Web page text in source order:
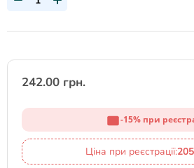
242.00 грн.
-15% при
Ціна при реєстрації: